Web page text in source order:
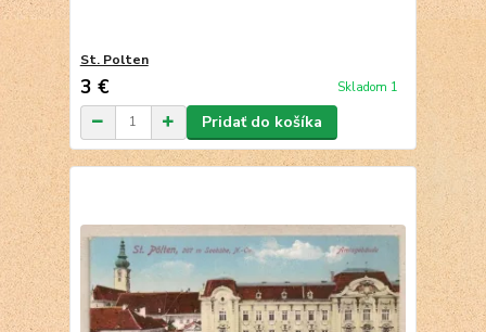
St. Polten
3 € Skladom 1
Pridať do košíka